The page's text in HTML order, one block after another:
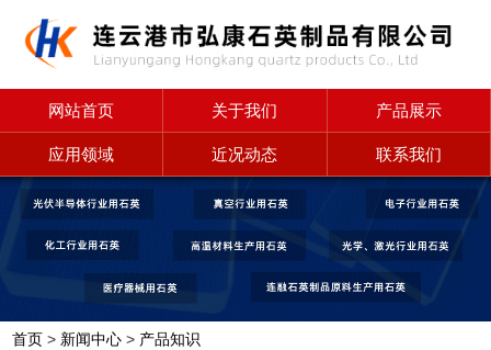
网站首页 关于我们 产品展示
应用领域 近况动态 联系我们
首页 > 新闻中心 > 产品知识